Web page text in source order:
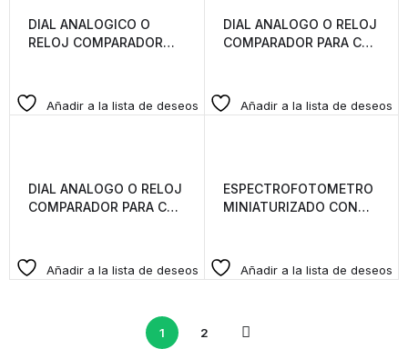
DIAL ANALOGICO O
RELOJ COMPARADOR
Añadir a la lista de deseos
DIAL ANALOGO O RELOJ
COMPARADOR PARA CBR
Añadir a la lista de deseos
DIAL ANALOGO O RELOJ
COMPARADOR PARA CBR
Añadir a la lista de deseos
ESPECTROFOTOMETRO
MINIATURIZADO CON
Añadir a la lista de deseos
1 2